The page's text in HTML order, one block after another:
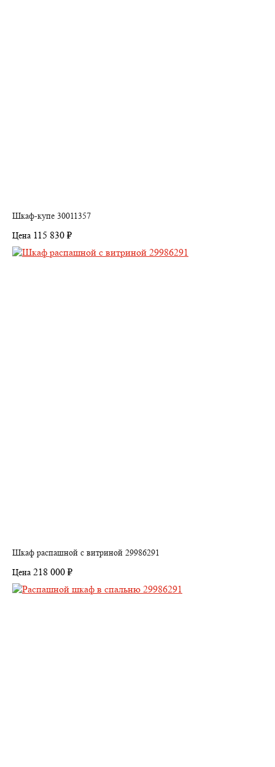
Шкаф-купе 30011357
Цена 115 830 ₽
Шкаф распашной с витриной 29986291
Цена 218 000 ₽